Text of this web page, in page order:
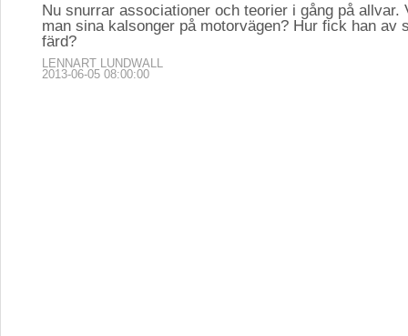
Nu snurrar associationer och teorier i gång på allvar.
man sina kalsonger på motorvägen? Hur fick han av
färd?
LENNART LUNDWALL
2013-06-05 08:00:00